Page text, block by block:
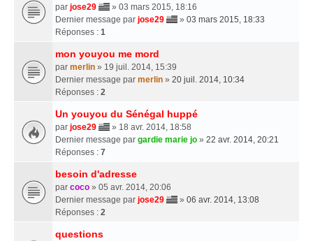
par jose29
» 03 mars 2015, 18:16
Dernier message par jose29 » 03 mars 2015, 18:33
Réponses : 1
mon youyou me mord
par merlin » 19 juil. 2014, 15:39
Dernier message par merlin » 20 juil. 2014, 10:34
Réponses : 2
Un youyou du Sénégal huppé
par jose29
» 18 avr. 2014, 18:58
Dernier message par gardie marie jo » 22 avr. 2014, 20:21
Réponses : 7
besoin d'adresse
par coco » 05 avr. 2014, 20:06
Dernier message par jose29 » 06 avr. 2014, 13:08
Réponses : 2
questions